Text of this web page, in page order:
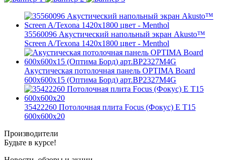
35560096 Акустический напольный экран Akusto™
Screen A/Texona 1420x1800 цвет - Menthol
Акустическая потолочная панель OPTIMA Board
600x600x15 (Оптима Борд) арт.BP2327M4G
35422260 Потолочная плита Focus (Фокус) E T15
600x600x20
Производители
Будьте в курсе!